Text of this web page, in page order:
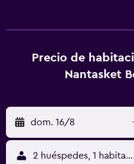
con ducha, artículos de
secador de pelo. Este hotel
también incluyen tabla de
opacas. Se ofrece servicio
alojamiento hay piscina
Otros servicios de ocio y
Precio de
Nantasket
dom. 16/8
2 huéspedes, 1